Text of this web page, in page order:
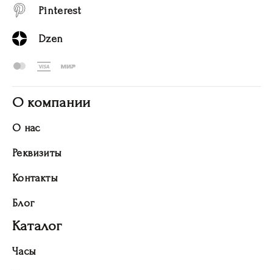
Pinterest
Dzen
О компании
О нас
Реквизиты
Контакты
Блог
Каталог
Часы